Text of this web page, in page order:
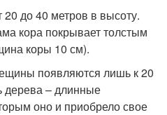
20 до 40 метров в высоту.
кора покрывает толстым
коры 10 см).
появляются лишь к 20
дерева – длинные
оно и приобрело свое